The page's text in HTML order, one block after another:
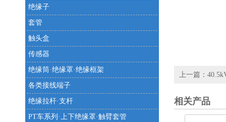
绝缘子
套管
触头盒
传感器
绝缘筒·绝缘罩·绝缘框架
各类接线端子
绝缘拉杆·支杆
PT车系列·上下绝缘罩·触臂套管
上一篇：
相关产品